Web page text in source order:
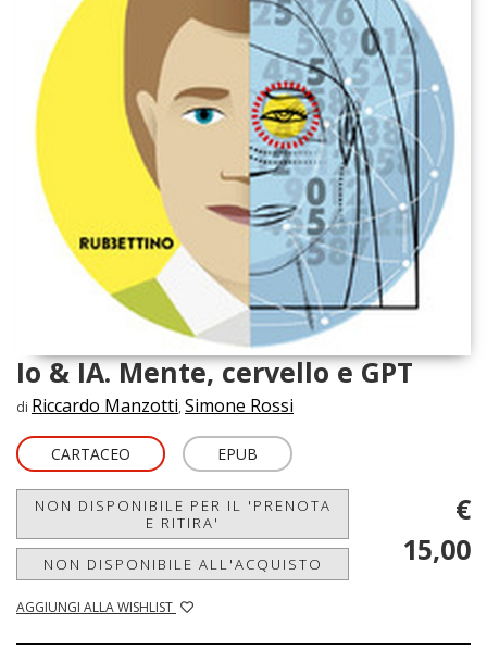
Io & IA. Mente, cervello e GPT
di Riccardo Manzotti, Simone Rossi
CARTACEO EPUB
NON DISPONIBILE PER IL 'PRENOTA
E RITIRA'
NON DISPONIBILE ALL'ACQUISTO
AGGIUNGI ALLA WISHLIST
€
15,00